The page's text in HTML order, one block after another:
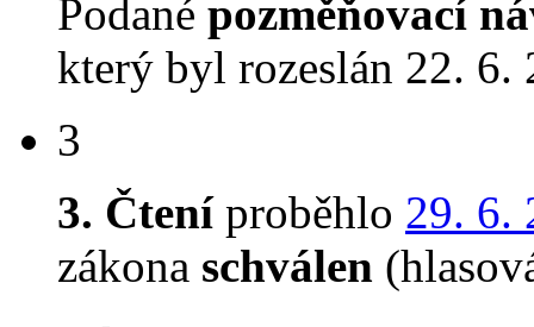
Podané pozměňovací
který byl rozeslán 22. 6.
3
3. Čteníproběhlo 29. 6.
zákona schválen